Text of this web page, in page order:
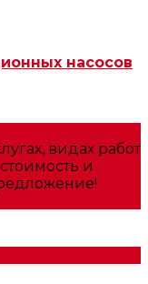
насосов
видах работ
и